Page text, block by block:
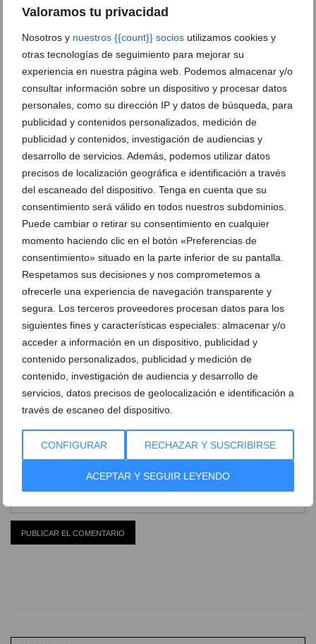
Valoramos tu privacidad
Nosotros y nuestros {{count}} socios utilizamos cookies y
otras tecnologías de seguimiento para mejorar su
experiencia en nuestra página web. Podemos almacenar y/o
consultar información sobre un dispositivo y procesar datos
personales, como su dirección IP y datos de búsqueda, para
publicidad y contenidos personalizados, medición de
publicidad y contenidos, investigación de audiencias y
desarrollo de servicios. Además, podemos utilizar datos
precisos de localización geográfica e identificación a través
del escaneado del dispositivo. Tenga en cuenta que su
consentimiento será válido en todos nuestros subdominios.
Puede cambiar o retirar su consentimiento en cualquier
momento haciendo clic en el botón «Preferencias de
consentimiento» situado en la parte inferior de su pantalla.
Respetamos sus decisiones y nos comprometemos a
ofrecerle una experiencia de navegación transparente y
segura. Los terceros proveedores procesan datos para los
siguientes fines y características especiales: almacenar y/o
acceder a información en un dispositivo, publicidad y
contenido personalizados, publicidad y medición de
contenido, investigación de audiencia y desarrollo de
servicios, datos precisos de geolocalización e identificación a
través de escaneo del dispositivo.
CONFIGURAR RECHAZAR Y SUSCRIBIRSE
ACEPTAR Y SEGUIR LEYENDO
Estetica en Javea – Centro de Estetica
ONIX
Centro de estetica Javea – Centro de
Estetica ONIX
Manicura en Javea – Centro de Estetica
ONIX
Equipo titulado en estetica – Centro de
Estetica ONIX
DEJA UN COMENTARIO